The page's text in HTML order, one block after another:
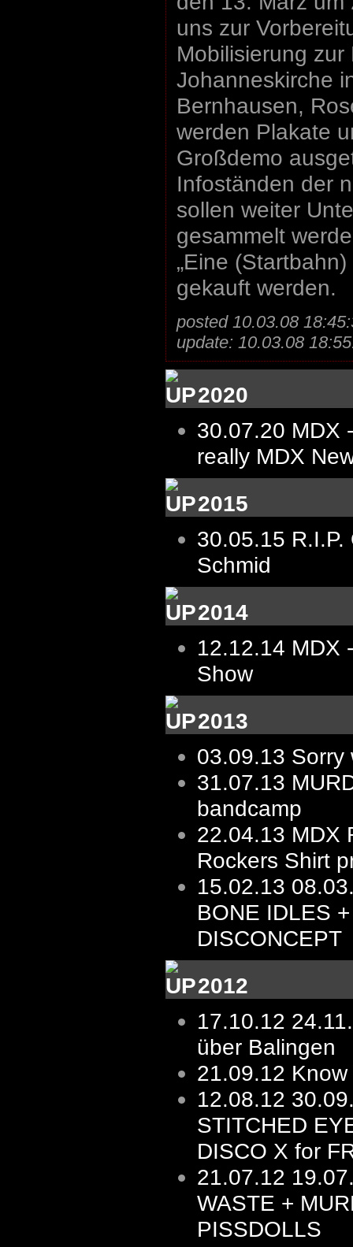
uns zur
Mobilisierung zur
Johanneskirche
Bernhausen,
werden Plakate
Großdemo
Infoständen der
sollen weiter
gesammelt
„Eine
gekauft werden.
posted 10.03.08
update: 10.03.08
2020
30.07.20 MDX
really MDX
2015
30.05.15
Schmid
2014
12.12.14 MDX
Show
2013
03.09.13 Sorry
31.07.13
bandcamp
22.04.13 MDX
Rockers Shirt
15.02.13
BONE IDLES
DISCONCEPT
2012
17.10.12
über Balingen
21.09.12
12.08.12
STITCHED
DISCO X for
21.07.12
WASTE +
PISSDOLLS